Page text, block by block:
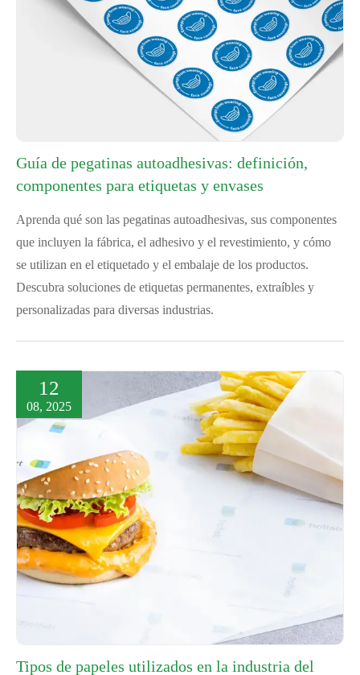
Guía de pegatinas autoadhesivas: definición,
componentes para etiquetas y envases
Aprenda qué son las pegatinas autoadhesivas, sus componentes
que incluyen la fábrica, el adhesivo y el revestimiento, y cómo
se utilizan en el etiquetado y el embalaje de los productos.
Descubra soluciones de etiquetas permanentes, extraíbles y
personalizadas para diversas industrias.
12
08, 2025
Tipos de papeles utilizados en la industria del